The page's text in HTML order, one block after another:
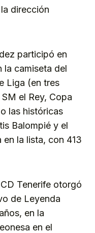
dirección
participó en
camiseta del
Liga (en tres
el Rey, Copa
las históricas
Balompié y el
en la lista, con 413
Tenerife otorgó
de Leyenda
en la
en el